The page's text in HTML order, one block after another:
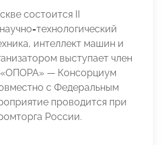
состоится II
-технологический
интеллект машин и
выступает член
— Консорциум
с Федеральным
проводится при
России.